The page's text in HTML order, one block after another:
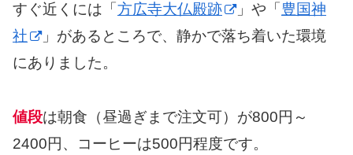
すぐ近くには「 方広寺大仏殿跡 」や「 豊国神
社
」があるところで、静かで落ち着いた環境
にありました。
値段は朝食（昼過ぎまで注文可）が800円～
2400円、コーヒーは500円程度です。